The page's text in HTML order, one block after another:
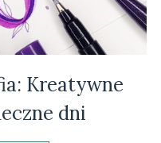
Kreatywne
dni